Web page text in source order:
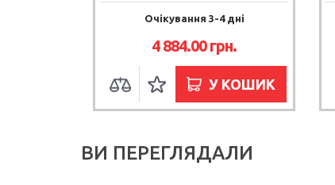
Очікування 3-4 дні
4 884.00 грн.
У КОШИК
ВИ ПЕРЕГЛЯДАЛИ